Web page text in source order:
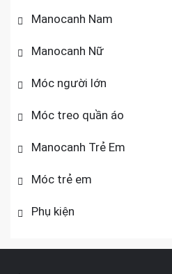
Manocanh Nam
Manocanh Nữ
Móc người lớn
Móc treo quần áo
Manocanh Trẻ Em
Móc trẻ em
Phụ kiện